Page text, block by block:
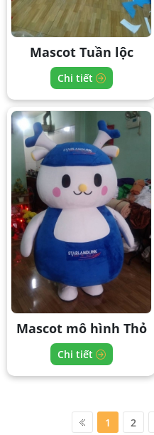
Mascot Tuần lộc
Chi tiết
Mascot mô hình Thỏ
Chi tiết
1 2